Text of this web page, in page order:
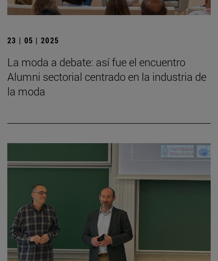
23 | 05 | 2025
La moda a debate: así fue el encuentro
Alumni sectorial centrado en la industria de
la moda